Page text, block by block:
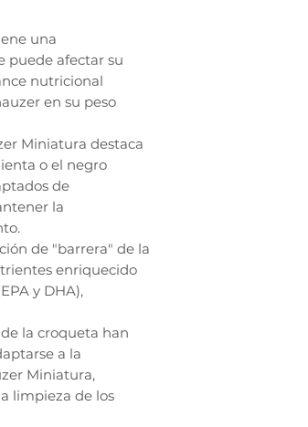
una
puede afectar su
nutricional
en su peso
Miniatura destaca
o el negro
de
la
de "barrera" de la
enriquecido
y DHA),
la croqueta han
a la
Miniatura,
limpieza de los